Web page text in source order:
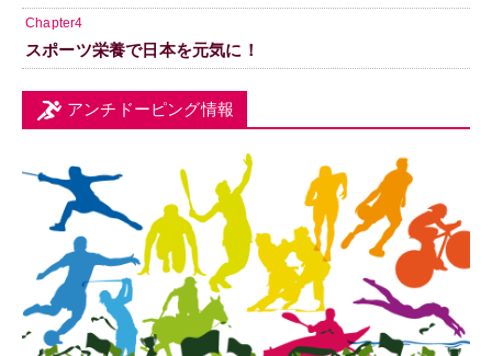
Chapter4
スポーツ栄養で日本を元気に！
アンチドーピング情報